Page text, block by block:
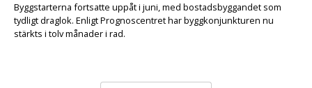
Byggstarterna fortsatte uppåt i juni, med bostadsbyggandet som
tydligt draglok. Enligt Prognoscentret har byggkonjunkturen nu
stärkts i tolv månader i rad.